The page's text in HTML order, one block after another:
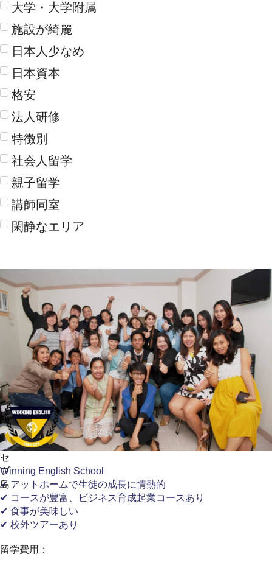
大学・大学附属
施設が綺麗
日本人少なめ
日本資本
格安
法人研修
特徴別
社会人留学
親子留学
講師同室
閑静なエリア
セ
ブ
島
Winning English School
✔ アットホームで生徒の成長に情熱的
✔ コースが豊富、ビジネス育成起業コースあり
✔ 食事が美味しい
✔ 校外ツアーあり
留学費用：